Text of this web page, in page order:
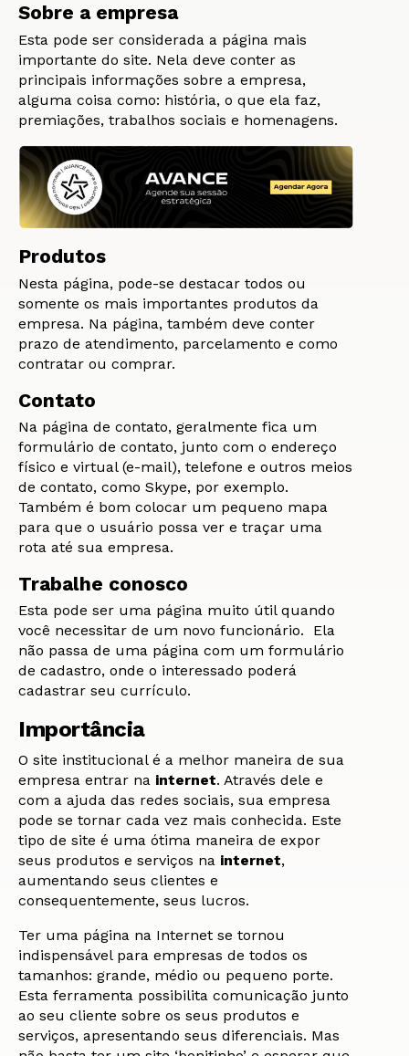
Sobre a empresa
Esta pode ser considerada a página mais
importante do site. Nela deve conter as
principais informações sobre a empresa,
alguma coisa como: história, o que ela faz,
premiações, trabalhos sociais e homenagens.
Produtos
Nesta página, pode-se destacar todos ou
somente os mais importantes produtos da
empresa. Na página, também deve conter
prazo de atendimento, parcelamento e como
contratar ou comprar.
Contato
Na página de contato, geralmente fica um
formulário de contato, junto com o endereço
físico e virtual (e-mail), telefone e outros meios
de contato, como Skype, por exemplo.
Também é bom colocar um pequeno mapa
para que o usuário possa ver e traçar uma
rota até sua empresa.
Trabalhe conosco
Esta pode ser uma página muito útil quando
você necessitar de um novo funcionário. Ela
não passa de uma página com um formulário
de cadastro, onde o interessado poderá
cadastrar seu currículo.
Importância
O site institucional é a melhor maneira de sua
empresa entrar na internet. Através dele e
com a ajuda das redes sociais, sua empresa
pode se tornar cada vez mais conhecida. Este
tipo de site é uma ótima maneira de expor
seus produtos e serviços na internet,
aumentando seus clientes e
consequentemente, seus lucros.
Ter uma página na Internet se tornou
indispensável para empresas de todos os
tamanhos: grande, médio ou pequeno porte.
Esta ferramenta possibilita comunicação junto
ao seu cliente sobre os seus produtos e
serviços, apresentando seus diferenciais. Mas